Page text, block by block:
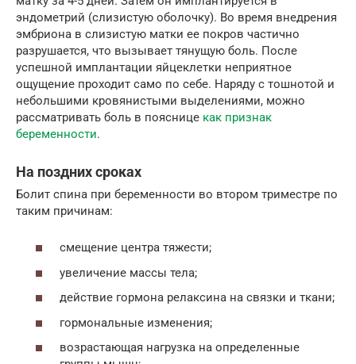
эндометрий (слизистую оболочку). Во время внедрения
эмбриона в слизистую матки ее покров частично
разрушается, что вызывает тянущую боль. После
успешной имплантации яйцеклетки неприятное
ощущение проходит само по себе. Наряду с тошнотой и
небольшими кровянистыми выделениями, можно
рассматривать боль в пояснице как признак
беременности.
На поздних сроках
Болит спина при беременности во втором триместре по
таким причинам:
смещение центра тяжести;
увеличение массы тела;
действие гормона релаксина на связки и ткани;
гормональные изменения;
возрастающая нагрузка на определенные